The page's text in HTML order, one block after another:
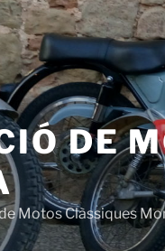
DE
Motos Clàssiques